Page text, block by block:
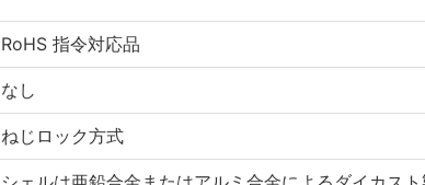
RoHS 指令対応品
なし
ねじロック方式